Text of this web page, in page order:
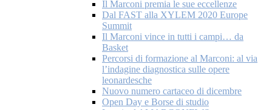
Il Marconi premia le sue eccellenze
Dal FAST alla XYLEM 2020 Europe
Summit
Il Marconi vince in tutti i campi… da
Basket
Percorsi di formazione al Marconi: al via
l’indagine diagnostica sulle opere
leonardesche
Nuovo numero cartaceo di dicembre
Open Day e Borse di studio